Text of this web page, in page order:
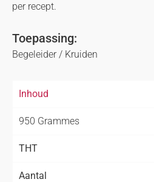
per recept.
Toepassing:
Begeleider / Kruiden
Inhoud
950 Grammes
THT
Aantal